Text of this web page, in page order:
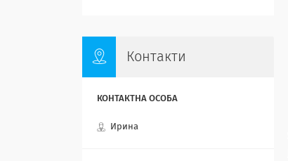
Контакти
Ирина